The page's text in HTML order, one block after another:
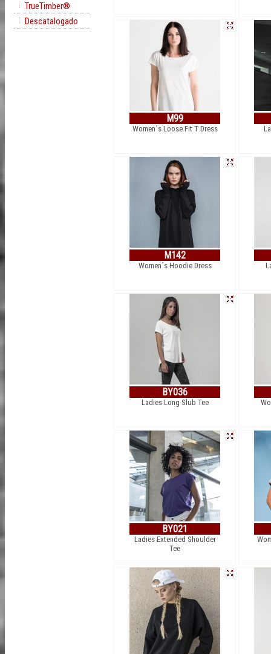
TrueTimber®
Descatalogado
M99
Women´s Loose Fit T Dress
M142
Women´s Hoodie Dress
BY036
Ladies Long Slub Tee
BY021
Ladies Extended Shoulder
Tee